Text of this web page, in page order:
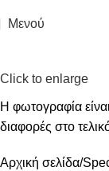
Μενού
Click to enlarge
Αρχική σελίδα